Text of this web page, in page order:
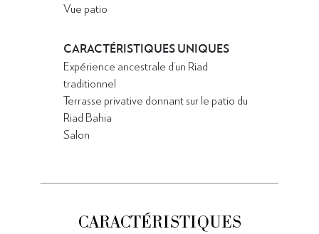
Vue patio
CARACTÉRISTIQUES UNIQUES
Expérience ancestrale d’un Riad
traditionnel
Terrasse privative donnant sur le patio du
Riad Bahia
Salon
CARACTÉRISTIQUES